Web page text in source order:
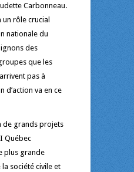
Carbonneau.
un rôle crucial
nationale du
des
que les
pas à
d’action va en ce
de grands projets
Québec
plus grande
société civile et